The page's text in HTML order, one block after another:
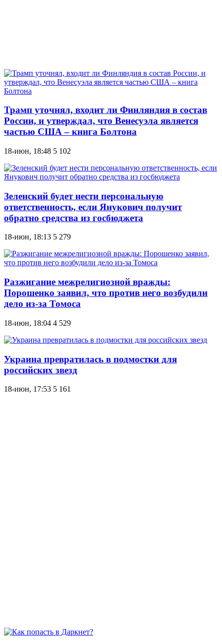
Трамп уточнял, входит ли Финляндия в состав
России, и утверждал, что Венесуэла является
частью США – книга Болтона
18-июн, 18:48 5 102
Зеленский будет нести персональную
ответственность, если Янукович получит
обратно средства из госбюджета
18-июн, 18:13 5 279
Разжигание межрелигиозной вражды:
Порошенко заявил, что против него возбудили
дело из-за Томоса
18-июн, 18:04 4 529
Украина превратилась в подмостки для
российских звезд
18-июн, 17:53 5 161